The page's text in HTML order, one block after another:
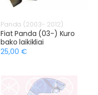
Panda (2003- 2012)
Fiat Panda (03-) Kuro
bako laikikliai
25,00 €